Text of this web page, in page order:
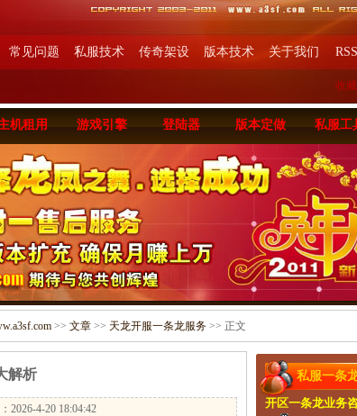
常见问题 私服技术 传奇架设 版本技术 关于我们
收
机租用 游戏引擎 登陆器 版本定做 私服工
>> 文章 >> 天龙开服一条龙服务 >> 正文
解析
2026-4-20 18:04:42
私服一条
开区一条龙业务